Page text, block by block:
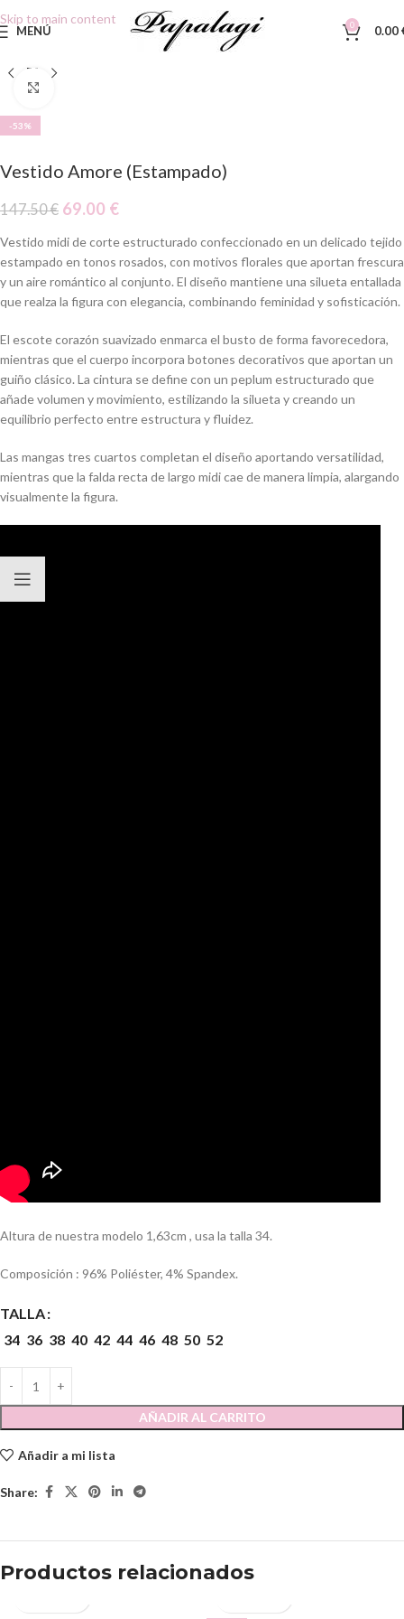
Skip to main content
MENÚ 0 0.00
-53%
Vestido Amore (Estampado)
147.50€ 69.00 €
Vestido midi de corte estructurado confeccionado en un delicado tejido
estampado en tonos rosados, con motivos florales que aportan frescura
y un aire romántico al conjunto. El diseño mantiene una silueta entallada
que realza la figura con elegancia, combinando feminidad y sofisticación.
El escote corazón suavizado enmarca el busto de forma favorecedora,
mientras que el cuerpo incorpora botones decorativos que aportan un
guiño clásico. La cintura se define con un peplum estructurado que
añade volumen y movimiento, estilizando la silueta y creando un
equilibrio perfecto entre estructura y fluidez.
Las mangas tres cuartos completan el diseño aportando versatilidad,
mientras que la falda recta de largo midi cae de manera limpia, alargando
visualmente la figura.
Altura de nuestra modelo 1,63cm , usa la talla 34.
Composición : 96% Poliéster, 4% Spandex.
TALLA
34 36 38 40 42 44 46 48 50 52
AÑADIR AL CARRITO
Añadir a mi lista
Share:
Productos relacionados